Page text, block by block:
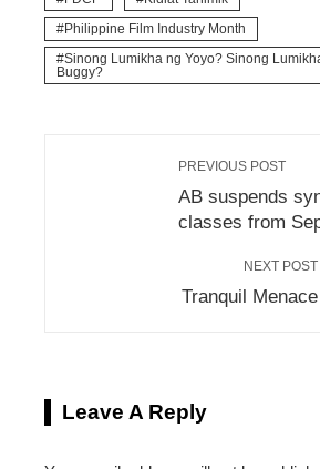
Philippine Film Industry Month
Sinong Lumikha ng Yoyo? Sinong
Buggy?
PREVIOUS POST
AB suspends
classes from
NEXT POST
Tranquil Menace
Leave A Reply